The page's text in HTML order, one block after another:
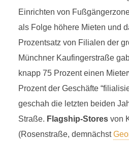
Einrichten von
als Folge höhere Mieten und
Prozentsatz von Filialen der
Münchner Kaufingerstraße
knapp 75 Prozent einen
Prozent der Geschäfte
geschah die letzten beiden
Straße. Flagship-Storesvon
(Rosenstraße, demnächst